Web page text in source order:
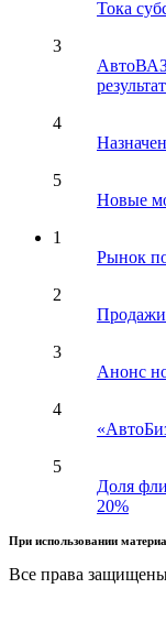
Тока
3
результат
4
5
Новые
1
Рынок
2
Продажи
3
Анонс
4
5
Доля
20%
При использовании
Все права